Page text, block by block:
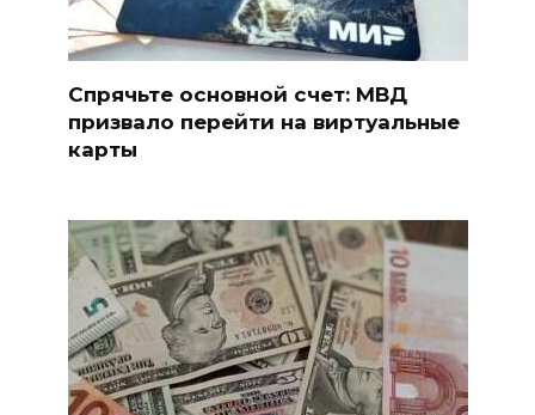
Спрячьте основной счет: МВД
призвало перейти на виртуальные
карты